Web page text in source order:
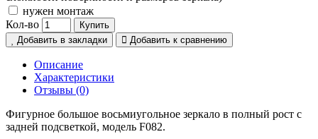
нужен монтаж
Кол-во
Купить
Добавить в закладки
Добавить к сравнению
Описание
Характеристики
Отзывы (0)
Фигурное большое восьмиугольное зеркало в полный рост с
задней подсветкой, модель F082.